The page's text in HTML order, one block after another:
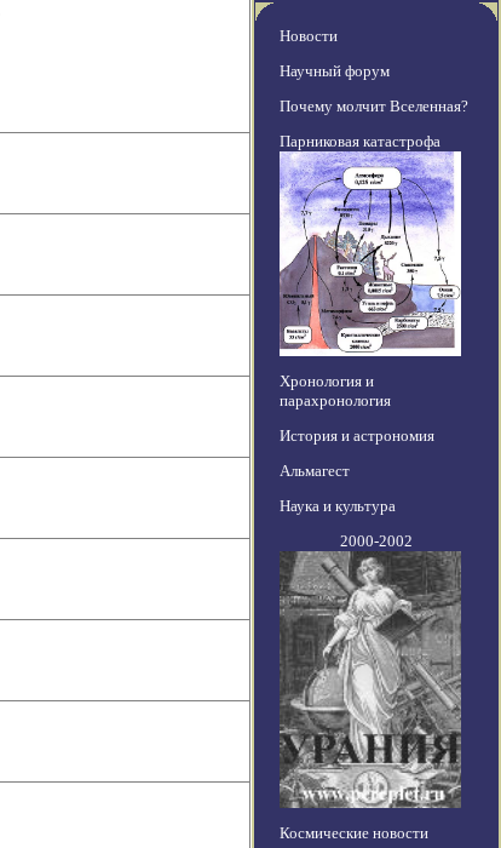
Новости
Научный форум
Почему молчит Вселенная?
Парниковая катастрофа
Хронология и
парахронология
История и астрономия
Альмагест
Наука и культура
2000-2002
Космические новости